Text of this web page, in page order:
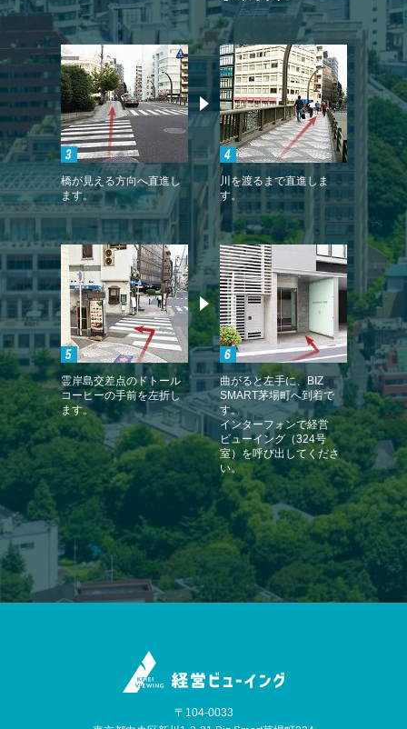
橋が見える方向へ直進し
ます。
川を渡るまで直進しま
す。
霊岸島交差点のドトール
コーヒーの手前を左折し
ます。
曲がると左手に、BIZ
SMART茅場町へ到着で
す。
インターフォンで経営
ビューイング（324号
室）を呼び出してくださ
い。
〒104-0033